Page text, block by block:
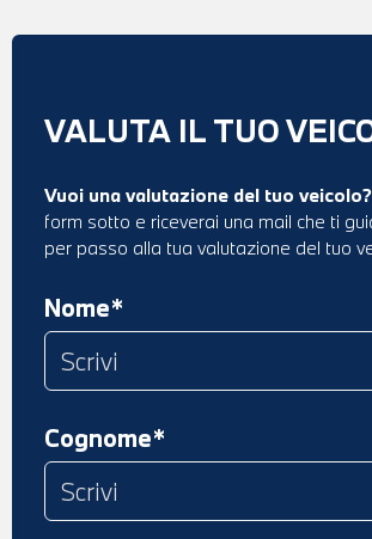
VALUTA IL TUO
Vuoi una valutazione del tuo veicolo?
form sotto e riceverai una mail che ti
per passo alla tua valutazione del tuo
Nome*
Cognome*